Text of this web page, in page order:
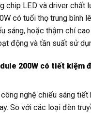
chip LED và driver chất
có tuổi thọ trung bình
sáng, hoặc thậm chí
động và tần suất sử
200W có tiết kiệm
nghệ chiếu sáng
So với các loại đèn